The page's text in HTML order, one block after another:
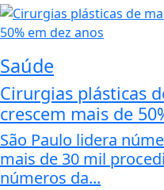
Saúde
Cirurgias plásticas
crescem mais de
São Paulo lidera
mais de 30 mil
números da...